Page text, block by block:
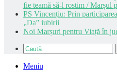
fie teamă să-l rostim / Marșul
PS Vincențiu: Prin
„Da” iubirii
Noi Marșuri pentru Viață în
Meniu